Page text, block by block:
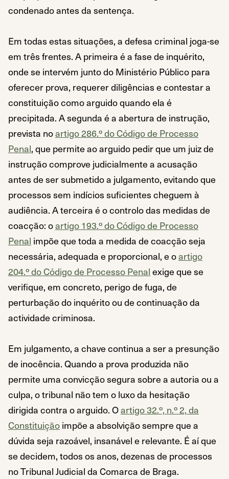
condenado antes da sentença.
Em todas estas situações, a defesa criminal joga-se
em três frentes. A primeira é a fase de inquérito,
onde se intervém junto do Ministério Público para
oferecer prova, requerer diligências e contestar a
constituição como arguido quando ela é
precipitada. A segunda é a abertura de instrução,
prevista noartigo 286.º do Código de Processo
Penal, que permite ao arguido pedir que um juiz de
instrução comprove judicialmente a acusação
antes de ser submetido a julgamento, evitando que
processos sem indícios suficientes cheguem à
audiência. A terceira é o controlo das medidas de
coacção: oartigo 193.º do Código de Processo
Penal impõe que toda a medida de coacção seja
necessária, adequada e proporcional, e oartigo
204.º do Código de Processo Penal exige que se
verifique, em concreto, perigo de fuga, de
perturbação do inquérito ou de continuação da
actividade criminosa.
Em julgamento, a chave continua a ser a presunção
de inocência. Quando a prova produzida não
permite uma convicção segura sobre a autoria ou a
culpa, o tribunal não tem o luxo da hesitação
dirigida contra o arguido. Oartigo 32.º, n.º 2, da
Constituição impõe a absolvição sempre que a
dúvida seja razoável, insanável e relevante. É aí que
se decidem, todos os anos, dezenas de processos
no Tribunal Judicial da Comarca de Braga.